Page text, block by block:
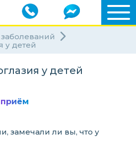
у детей
у детей
приём
замечали ли вы, что у